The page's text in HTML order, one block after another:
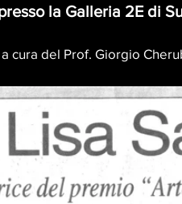
la Galleria 2E di
cura del Prof. Giorgio